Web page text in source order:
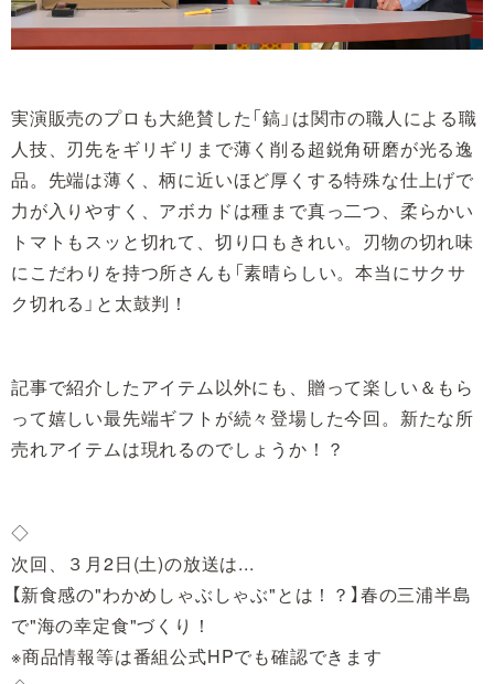
実演販売のプロも大絶賛した「鎬」は関市の職人による職
人技、刃先をギリギリまで薄く削る超鋭角研磨が光る逸
品。先端は薄く、柄に近いほど厚くする特殊な仕上げで
力が入りやすく、アボカドは種まで真っ二つ、柔らかい
トマトもスッと切れて、切り口もきれい。刃物の切れ味
にこだわりを持つ所さんも「素晴らしい。本当にサクサ
ク切れる」と太鼓判！
記事で紹介したアイテム以外にも、贈って楽しい＆もら
って嬉しい最先端ギフトが続々登場した今回。新たな所
売れアイテムは現れるのでしょうか！？
◇
次回、３月2日(土)の放送は...
【新食感の"わかめしゃぶしゃぶ"とは！？】春の三浦半島
で"海の幸定食"づくり！
※商品情報等は番組公式HPでも確認できます